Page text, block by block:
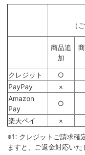
（
商品追
加
クレジット ○
PayPay
×
Amazon
Pay
○
楽天ペイ ×
※1: クレジットご請求確
ますと、ご返金対応いた